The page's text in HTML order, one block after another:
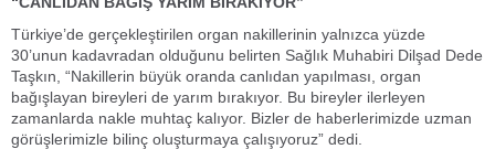
Türkiye’de gerçekleştirilen organ nakillerinin yalnızca yüzde
30’unun kadavradan olduğunu belirten Sağlık Muhabiri Dilşad Dede
Taşkın, “Nakillerin büyük oranda canlıdan yapılması, organ
bağışlayan bireyleri de yarım bırakıyor. Bu bireyler ilerleyen
zamanlarda nakle muhtaç kalıyor. Bizler de haberlerimizde uzman
görüşlerimizle bilinç oluşturmaya çalışıyoruz” dedi.